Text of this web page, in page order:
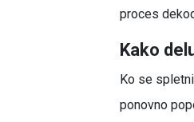
proces
Kako
Ko se
ponovno